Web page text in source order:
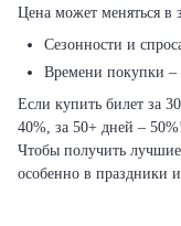
Цена может меняться в
Сезонности и
Времени покупки –
Если купить билет за
40%, за 50+ дней – 50%!
Чтобы получить
особенно в праздники